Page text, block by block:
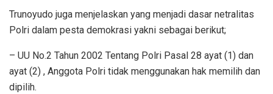
Trunoyudo juga menjelaskan yang menjadi dasar netralitas
Polri dalam pesta demokrasi yakni sebagai berikut;
– UU No.2 Tahun 2002 Tentang Polri Pasal 28 ayat (1) dan
ayat (2) , Anggota Polri tidak menggunakan hak memilih dan
dipilih.